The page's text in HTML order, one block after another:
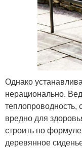
Однако
нерационально.
теплопроводность,
вредно для
строить по
деревянное